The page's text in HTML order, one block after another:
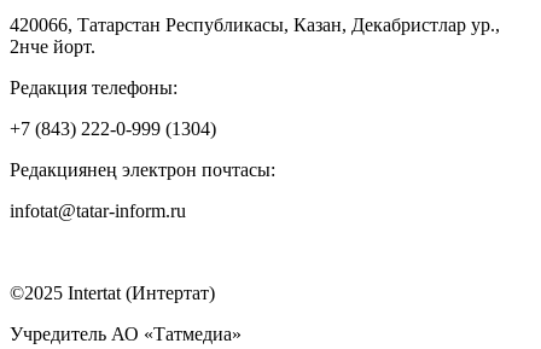
420066, Татарстан Республикасы, Казан, Декабристлар ур.,
2нче йорт.
Редакция телефоны:
+7 (843) 222-0-999 (1304)
Редакциянең электрон почтасы:
infotat@tatar-inform.ru
©2025 Intertat (Интертат)
Учредитель АО «Татмедиа»